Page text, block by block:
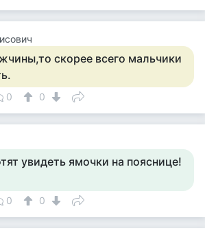
скорее всего мальчики
0 0
увидеть ямочки на пояснице!
0 0